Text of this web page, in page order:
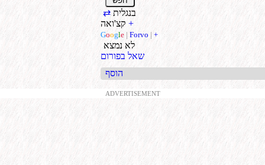
בנגלית ⇄
+
Google | Forvo | +
לא נמצא
שאל בפורום
הוסף
ADVERTISEMENT